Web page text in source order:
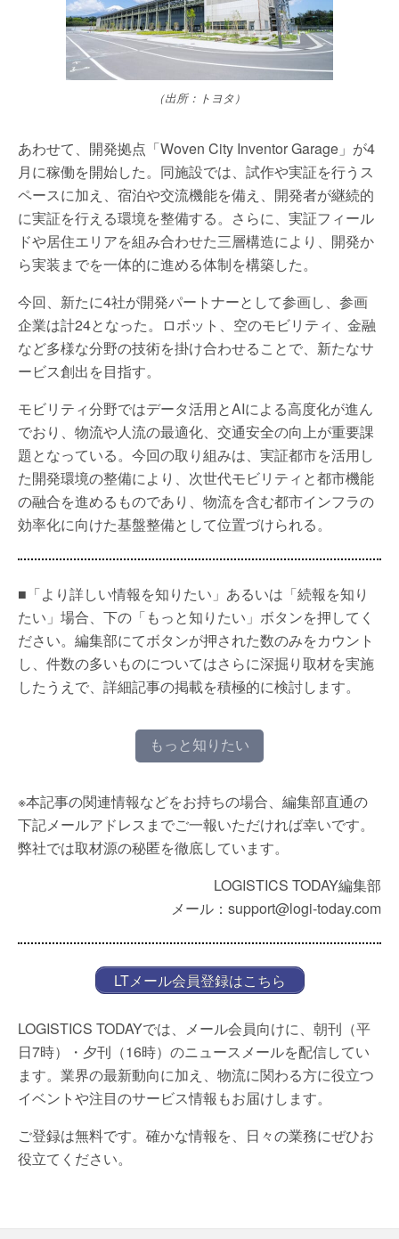
（出所：トヨタ）
あわせて、開発拠点「Woven City Inventor Garage」が4
月に稼働を開始した。同施設では、試作や実証を行うス
ペースに加え、宿泊や交流機能を備え、開発者が継続的
に実証を行える環境を整備する。さらに、実証フィール
ドや居住エリアを組み合わせた三層構造により、開発か
ら実装までを一体的に進める体制を構築した。
今回、新たに4社が開発パートナーとして参画し、参画
企業は計24となった。ロボット、空のモビリティ、金融
など多様な分野の技術を掛け合わせることで、新たなサ
ービス創出を目指す。
モビリティ分野ではデータ活用とAIによる高度化が進ん
でおり、物流や人流の最適化、交通安全の向上が重要課
題となっている。今回の取り組みは、実証都市を活用し
た開発環境の整備により、次世代モビリティと都市機能
の融合を進めるものであり、物流を含む都市インフラの
効率化に向けた基盤整備として位置づけられる。
■「より詳しい情報を知りたい」あるいは「続報を知り
たい」場合、下の「もっと知りたい」ボタンを押してく
ださい。編集部にてボタンが押された数のみをカウント
し、件数の多いものについてはさらに深掘り取材を実施
したうえで、詳細記事の掲載を積極的に検討します。
もっと知りたい
※本記事の関連情報などをお持ちの場合、編集部直通の
下記メールアドレスまでご一報いただければ幸いです。
弊社では取材源の秘匿を徹底しています。
LOGISTICS TODAY編集部
メール：support@logi-today.com
LTメール会員登録はこちら
LOGISTICS TODAYでは、メール会員向けに、朝刊（平
日7時）・夕刊（16時）のニュースメールを配信してい
ます。業界の最新動向に加え、物流に関わる方に役立つ
イベントや注目のサービス情報もお届けします。
ご登録は無料です。確かな情報を、日々の業務にぜひお
役立てください。